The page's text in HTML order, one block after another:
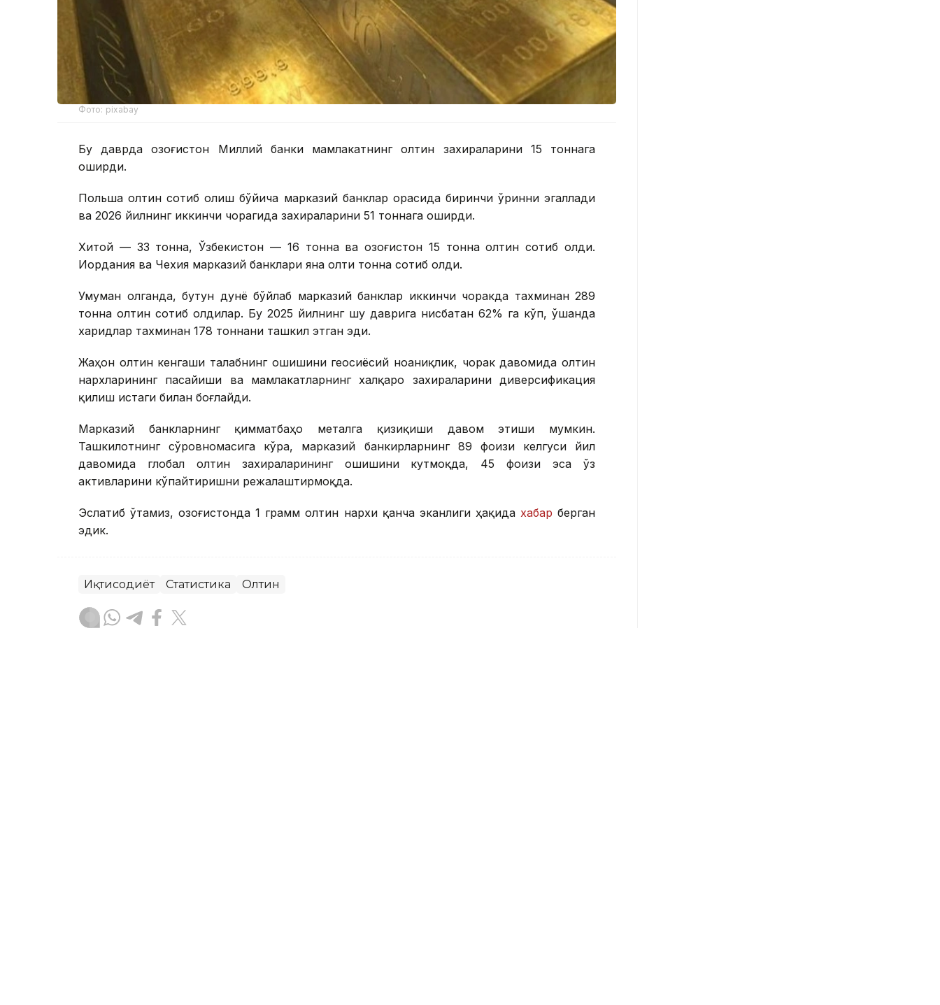
Фото: pixabay
Бу даврда Қозоғистон Миллий банки мамлакатнинг олтин захираларини 15 тоннага
оширди.
Польша олтин сотиб олиш бўйича марказий банклар орасида биринчи ўринни эгаллади
ва 2026 йилнинг иккинчи чорагида захираларини 51 тоннага оширди.
Хитой — 33 тонна, Ўзбекистон — 16 тонна ва Қозоғистон 15 тонна олтин сотиб олди.
Иордания ва Чехия марказий банклари яна олти тонна сотиб олди.
Умуман олганда, бутун дунё бўйлаб марказий банклар иккинчи чоракда тахминан 289
тонна олтин сотиб олдилар. Бу 2025 йилнинг шу даврига нисбатан 62% га кўп, ўшанда
харидлар тахминан 178 тоннани ташкил этган эди.
Жаҳон олтин кенгаши талабнинг ошишини геосиёсий ноаниқлик, чорак давомида олтин
нархларининг пасайиши ва мамлакатларнинг халқаро захираларини диверсификация
қилиш истаги билан боғлайди.
Марказий банкларнинг қимматбаҳо металга қизиқиши давом этиши мумкин.
Ташкилотнинг сўровномасига кўра, марказий банкирларнинг 89 фоизи келгуси йил
давомида глобал олтин захираларининг ошишини кутмоқда, 45 фоизи эса ўз
активларини кўпайтиришни режалаштирмоқда.
Эслатиб ўтамиз, Қозоғистонда 1 грамм олтин нархи қанча эканлиги ҳақида хабар берган
эдик.
Иқтисодиёт Статистика Олтин